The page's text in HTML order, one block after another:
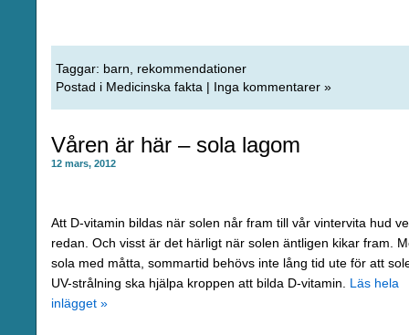
Taggar: barn
rekommendationer
Postad i Medicinska fakta | Inga kommentarer »
Våren är här – sola lagom
12 mars, 2012
Att D-vitamin bildas när solen når fram till vår vintervita hud
redan. Och visst är det härligt när solen äntligen kikar fram.
sola med måtta, sommartid behövs inte lång tid ute för att
UV-strålning ska hjälpa kroppen att bilda D-vitamin.
Läs hela
inlägget »